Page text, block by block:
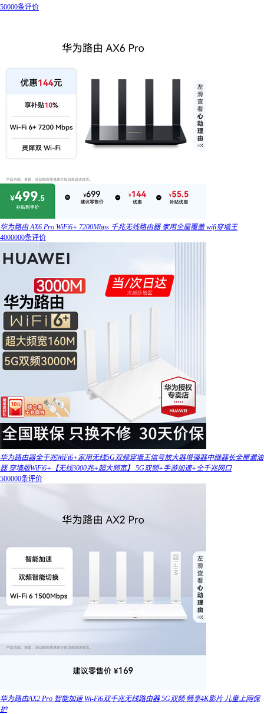
50000条评价
华为路由 AX6 Pro WiFi6+ 7200Mbps 千兆无线路由器 家用全屋覆盖 wifi穿墙王
4000000条评价
华为路由器全千兆WiFi6+家用无线5G双频穿墙王信号放大器增强器中继器长全屋漏油
器 穿墙版WiFi6+【无线3000兆+超大频宽】 5G双频+手游加速+全千兆网口
500000条评价
华为路由AX2 Pro 智能加速 Wi-Fi6双千兆无线路由器 5G双频 畅享4K影片 儿童上网保
护